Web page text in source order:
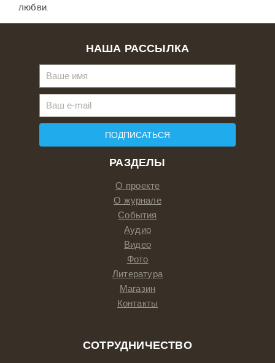
любви.
РАЗДЕЛЫ
О проекте
О журнале
События
Аудио
Видео
Фото
Литература
Магазин
Контакты
СОТРУДНИЧЕСТВО
НАША РАССЫЛКА
ПОДПИСАТЬСЯ